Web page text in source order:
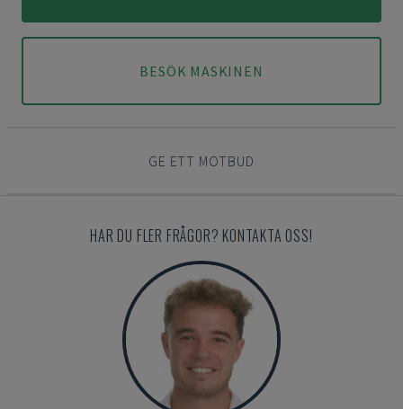
BESÖK MASKINEN
GE ETT MOTBUD
HAR DU FLER FRÅGOR? KONTAKTA OSS!